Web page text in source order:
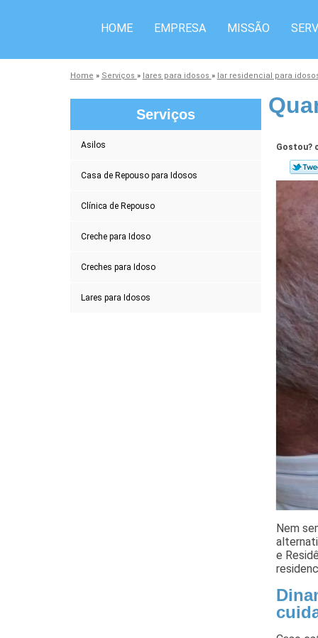
HOME EMPRESA MISSÃO
Home » Serviços » lares para idosos » lar residencial para
Serviços
Asilos
Casa de Repouso para Idosos
Clínica de Repouso
Creche para Idoso
Creches para Idoso
Lares para Idosos
Gostou?
Nem
e